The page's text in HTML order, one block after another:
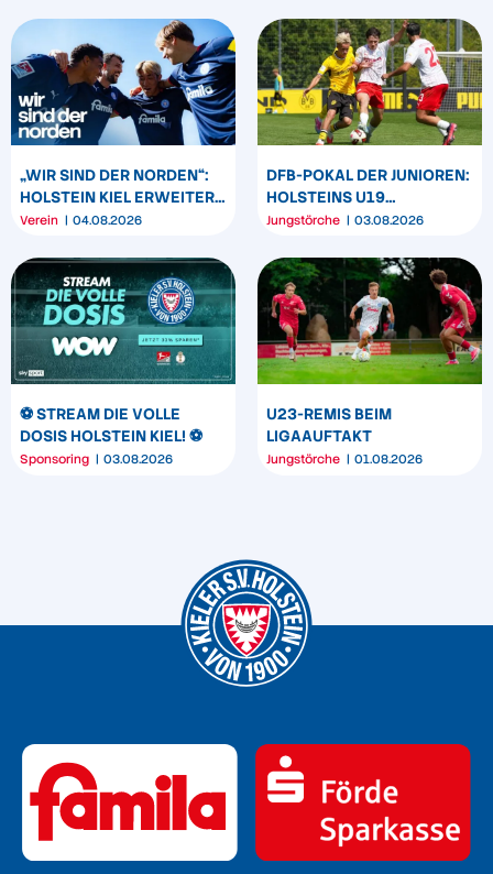
„WIR SIND DER NORDEN“:
HOLSTEIN KIEL ERWEITERT
SEIN MARKENBILD
Verein 04.08.2026
DFB-POKAL DER JUNIOREN:
HOLSTEINS U19
TRIUMPHIERT IN
Jungstörche 03.08.2026
⚽️ STREAM DIE VOLLE
DOSIS HOLSTEIN KIEL! ⚽️
Sponsoring 03.08.2026
U23-REMIS BEIM
LIGAAUFTAKT
Jungstörche 01.08.2026